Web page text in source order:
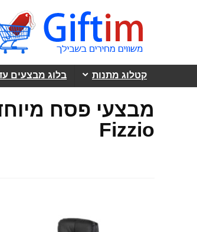
קטלוג מתנות בלוג מבצעים
מבצעי פסח
Fizzio